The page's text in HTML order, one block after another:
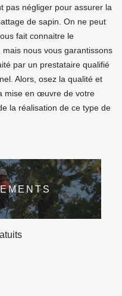
pas négliger pour assurer la
de sapin. On ne peut
fait connaitre le
nous vous garantissons
par un prestataire qualifié
Alors, osez la qualité et
mise en œuvre de votre
la réalisation de ce type de